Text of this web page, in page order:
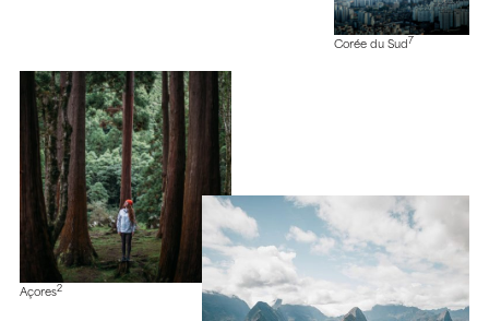
Corée du Sud 7
Açores2